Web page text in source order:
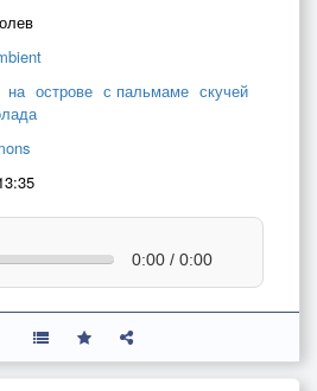
на острове с пальмаме скучей
0:00 / 0:00